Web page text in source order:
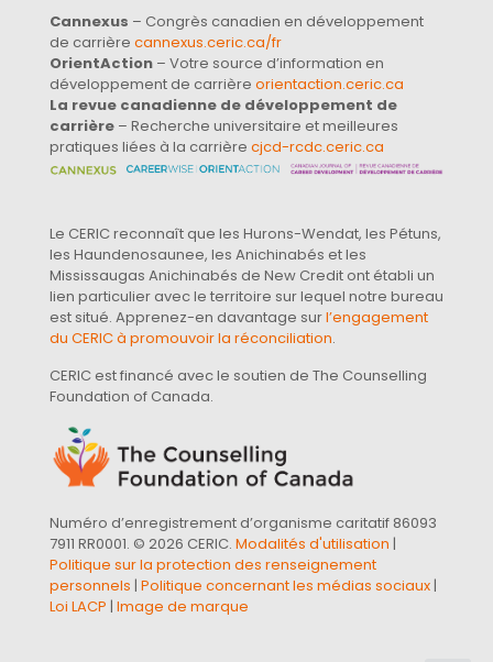
Cannexus – Congrès canadien en développement
de carrière cannexus.ceric.ca/fr
OrientAction – Votre source d’information en
développement de carrière orientaction.ceric.ca
La revue canadienne de développement de
carrière – Recherche universitaire et meilleures
pratiques liées à la carrière cjcd-rcdc.ceric.ca
Le CERIC reconnaît que les Hurons-Wendat, les Pétuns,
les Haundenosaunee, les Anichinabés et les
Mississaugas Anichinabés de New Credit ont établi un
lien particulier avec le territoire sur lequel notre bureau
est situé. Apprenez-en davantage surl’engagement
du CERIC à promouvoir la réconciliation.
CERIC est financé avec le soutien de The Counselling
Foundation of Canada.
Numéro d’enregistrement d’organisme caritatif 86093
7911 RR0001. © 2026 CERIC. Modalités d'utilisation |
Politique sur la protection des renseignement
personnels | Politique concernant les médias sociaux|
Loi LACP | Image de marque